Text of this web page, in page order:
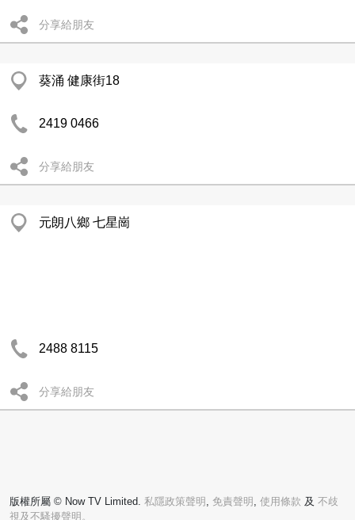
分享給朋友
葵涌 健康街18
2419 0466
分享給朋友
元朗八鄉 七星崗
2488 8115
分享給朋友
版權所屬 © Now TV Limited. 私隱政策聲明 , 免責聲明 , 使用條款 及 不歧
視及不騷擾聲明。